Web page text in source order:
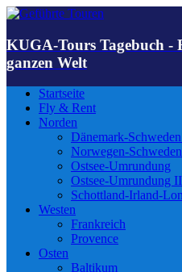
KUGA-Tours Tagebuch -
ganzen Welt
Startseite
Fly & Rent
Norden
Dänemark-
Norwegen-
Ostsee-Umrundung
Ostsee-Umrundung II
Schottland-Irland-
Westen
Frankreich
Provence
Osten
Baltikum